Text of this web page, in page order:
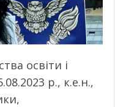
освіти і
р., к.е.н.,